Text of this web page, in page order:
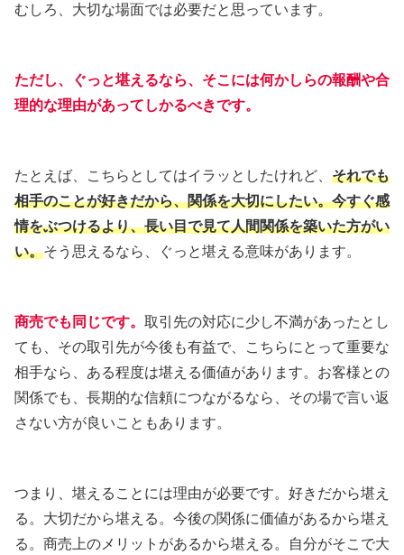
むしろ、大切な場面では必要だと思っています。
ただし、ぐっと堪えるなら、そこには何かしらの報酬や合
理的な理由があってしかるべきです。
たとえば、こちらとしてはイラッとしたけれど、 それでも
相手のことが好きだから、関係を大切にしたい。今すぐ感
情をぶつけるより、長い目で見て人間関係を築いた方がい
い。そう思えるなら、ぐっと堪える意味があります。
商売でも同じです。 取引先の対応に少し不満があったとし
ても、その取引先が今後も有益で、こちらにとって重要な
相手なら、ある程度は堪える価値があります。お客様との
関係でも、長期的な信頼につながるなら、その場で言い返
さない方が良いこともあります。
つまり、堪えることには理由が必要です。好きだから堪え
る。大切だから堪える。今後の関係に価値があるから堪え
る。商売上のメリットがあるから堪える。自分がそこで大